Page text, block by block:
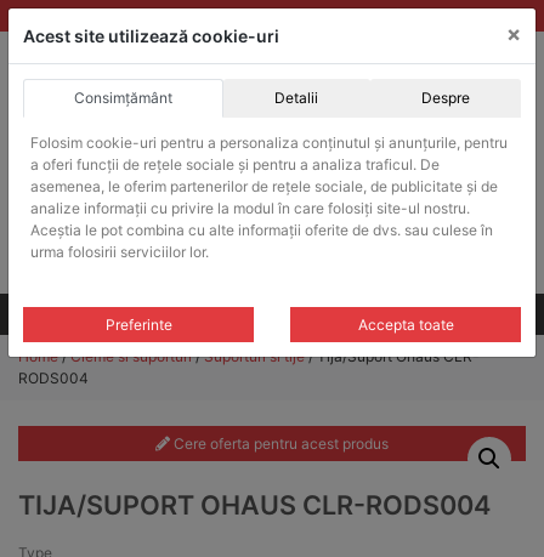
Skip
to
ACHIZITII PUBLICE
Produsele pot fi achizitionate si in sistemul SEAP / SICAP
Products
search
CAUTARE
Toate produsele
Home/Cleme si suporturi/Suporturi si tije/ Tija/Suport Ohaus CLR-
RODS004
Cere oferta pentru acest produs
TIJA/SUPORT OHAUS CLR-RODS004
Type
Acest site utilizează cookie-uri ×
Consimțământ Detalii Despre
Folosim cookie-uri pentru a personaliza conținutul și anunțurile, pentru
a oferi funcții de rețele sociale și pentru a analiza traficul. De
asemenea, le oferim partenerilor de rețele sociale, de publicitate și de
analize informații cu privire la modul în care folosiți site-ul nostru.
Aceștia le pot combina cu alte informații oferite de dvs. sau culese în
urma folosirii serviciilor lor.
Preferinte Accepta toate